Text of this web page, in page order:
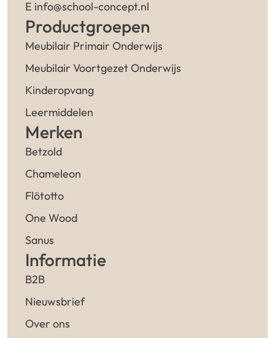
E info@school-concept.nl
Productgroepen
Meubilair Primair Onderwijs
Meubilair Voortgezet Onderwijs
Kinderopvang
Leermiddelen
Merken
Betzold
Chameleon
Flötotto
One Wood
Sanus
Informatie
B2B
Nieuwsbrief
Over ons